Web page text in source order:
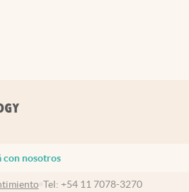
con nosotros
Tel: +54 11 7078-3270